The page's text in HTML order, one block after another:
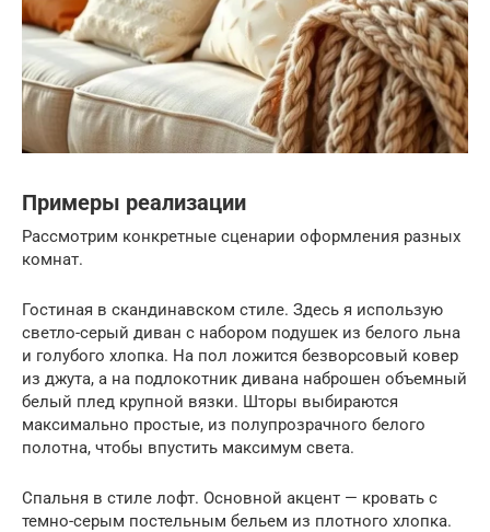
Примеры реализации
Рассмотрим конкретные сценарии оформления разных
комнат.
Гостиная в скандинавском стиле. Здесь я использую
светло-серый диван с набором подушек из белого льна
и голубого хлопка. На пол ложится безворсовый ковер
из джута, а на подлокотник дивана наброшен объемный
белый плед крупной вязки. Шторы выбираются
максимально простые, из полупрозрачного белого
полотна, чтобы впустить максимум света.
Спальня в стиле лофт. Основной акцент — кровать с
темно-серым постельным бельем из плотного хлопка.